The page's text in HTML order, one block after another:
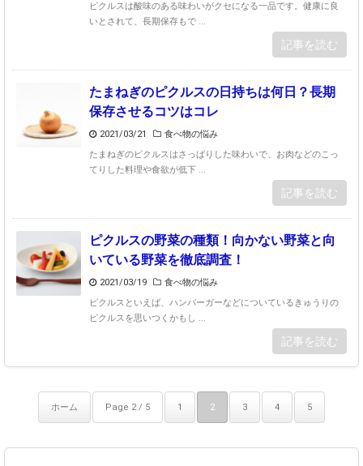
ピクルスは酸味のある味わいがクセになる一品です。健康に良
いとされて、長期保存もで ...
記事を読む
たまねぎのピクルスの日持ちは何日？長期
保存させるコツはコレ
2021/03/21
食べ物の悩み
たまねぎのピクルスはさっぱりした味わいで、お肉などのこっ
てりした料理や食欲が低下 ...
記事を読む
ピクルスの野菜の種類！向かない野菜と向
いている野菜を徹底調査！
2021/03/19
食べ物の悩み
ピクルスといえば、ハンバーガーなどについているきゅうりの
ピクルスを思いつくかもし ...
記事を読む
ホーム Page 2 / 5 1 2 3 4 5